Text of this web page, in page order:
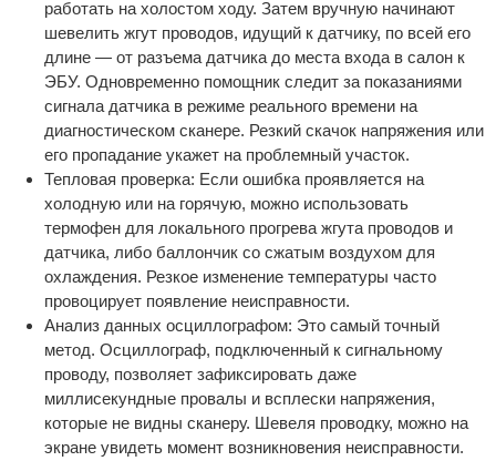
работать на холостом ходу. Затем вручную начинают
шевелить жгут проводов, идущий к датчику, по всей его
длине — от разъема датчика до места входа в салон к
ЭБУ. Одновременно помощник следит за показаниями
сигнала датчика в режиме реального времени на
диагностическом сканере. Резкий скачок напряжения или
его пропадание укажет на проблемный участок.
Тепловая проверка: Если ошибка проявляется на
холодную или на горячую, можно использовать
термофен для локального прогрева жгута проводов и
датчика, либо баллончик со сжатым воздухом для
охлаждения. Резкое изменение температуры часто
провоцирует появление неисправности.
Анализ данных осциллографом: Это самый точный
метод. Осциллограф, подключенный к сигнальному
проводу, позволяет зафиксировать даже
миллисекундные провалы и всплески напряжения,
которые не видны сканеру. Шевеля проводку, можно на
экране увидеть момент возникновения неисправности.